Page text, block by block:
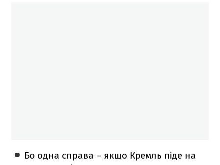
Бо одна справа – якщо Кремль піде на